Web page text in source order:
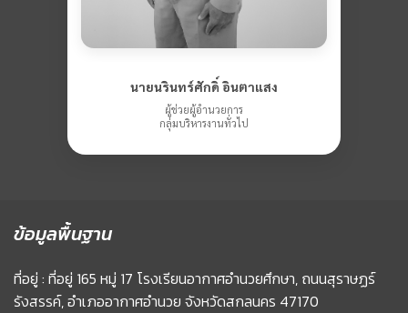
นายนรินทร์ศักดิ์ อินตาแสง
ผู้ช่วยผู้อำนวยการ
กลุ่มบริหารงานทั่วไป
ข้อมูลพื้นฐาน
ที่อยู่ : ที่อยู่ 165 หมู่ 17 โรงเรียนอากาศอำนวยศึกษา, ถนนสุราษฏร์
รังสรรค์, อำเภออากาศอำนวย จังหวัดสกลนคร 47170